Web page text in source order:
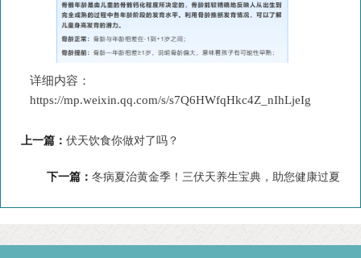
详细内容：
https://mp.weixin.qq.com/s/s7Q6HWfqHkc4Z_nIhLjeIg
上一篇：伏天饮食你做对了吗？
下一篇： 冬病夏治黄金季！三伏天养生宝典，助您健康过夏